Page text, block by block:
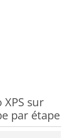
sur
par étape